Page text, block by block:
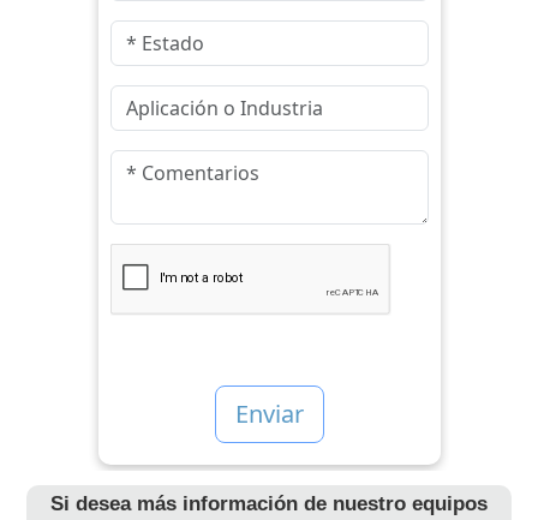
Si desea más información de nuestro equipos